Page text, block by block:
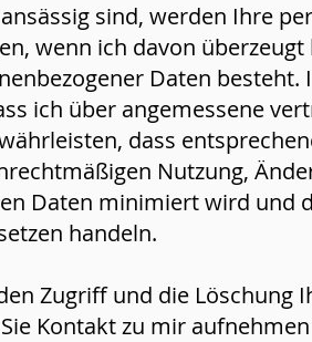
ansässig sind, werden Ihre
wenn ich davon
Daten
ich über angemessene
dass
Nutzung,
Daten minimiert wird
handeln.
Zugriff und die Löschung
Kontakt zu mir